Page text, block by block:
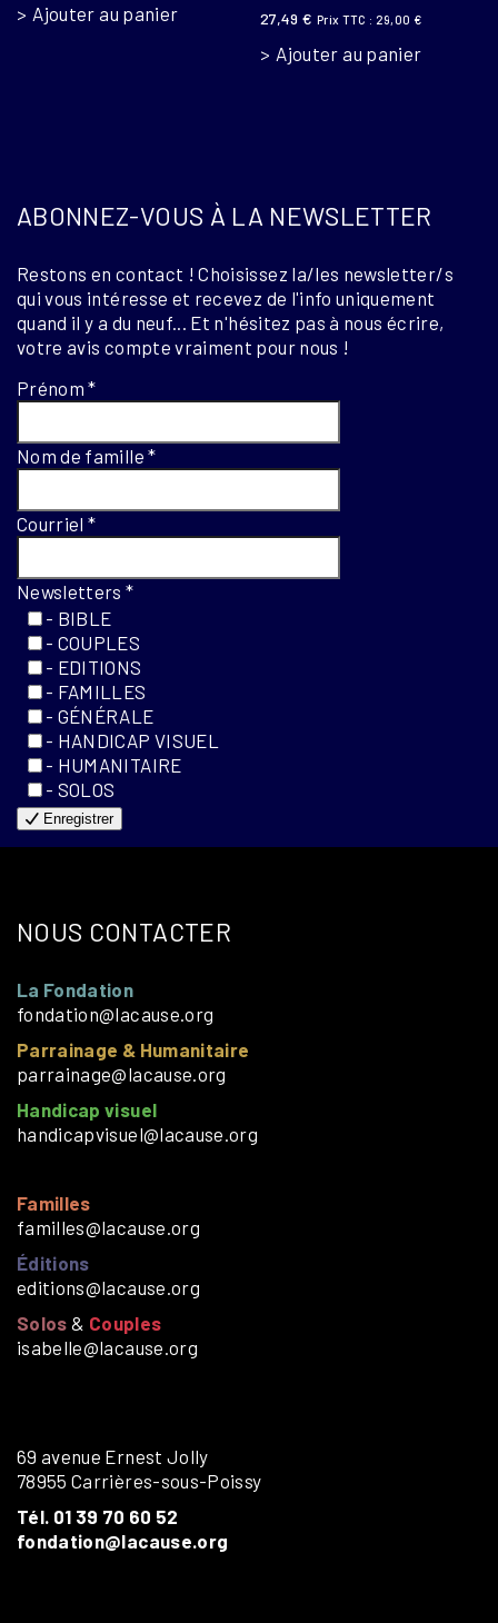
Ajouter au panier 27,49€ Prix TTC : 29,00 €
Ajouter au panier
ABONNEZ-VOUS À LA NEWSLETTER
Restons en contact ! Choisissez la/les newsletter/s
qui vous intéresse et recevez de l'info uniquement
quand il y a du neuf... Et n'hésitez pas à nous écrire,
votre avis compte vraiment pour nous !
Prénom*
Nom de famille*
Courriel*
Newsletters*
- BIBLE
- COUPLES
- EDITIONS
- FAMILLES
- GÉNÉRALE
- HANDICAP VISUEL
- HUMANITAIRE
- SOLOS
Enregistrer
NOUS CONTACTER
La Fondation
fondation@lacause.org
Parrainage & Humanitaire
parrainage@lacause.org
Handicap visuel
handicapvisuel@lacause.org
Familles
familles@lacause.org
Éditions
editions@lacause.org
Solos & Couples
isabelle@lacause.org
69 avenue Ernest Jolly
78955 Carrières-sous-Poissy
Tél. 01 39 70 60 52
fondation@lacause.org